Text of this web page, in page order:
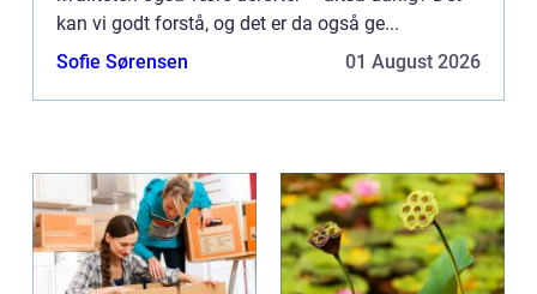
kan vi godt forstå, og det er da også ge...
Sofie Sørensen
01 August 2026